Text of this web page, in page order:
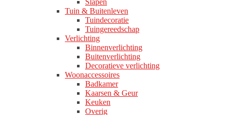
Tuin & Buitenleven
Tuindecoratie
Tuingereedschap
Verlichting
Binnenverlichting
Buitenverlichting
Decoratieve verlichting
Woonaccessoires
Badkamer
Kaarsen & Geur
Keuken
Overig